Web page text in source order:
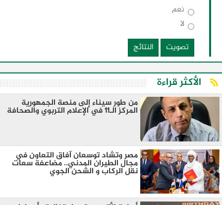
نعم
لا
تصويت
النتائج
الأكثر قراءة
من طور سيناء إلى منصة الجمهورية
المركز الـ11 في الإعلام التربوي والصحافة
مصر وتشاد توسعان آفاق التعاون في
مجال الطيران المدني.. مضاعفة سعات
نقل الركاب و الشحن الجوي